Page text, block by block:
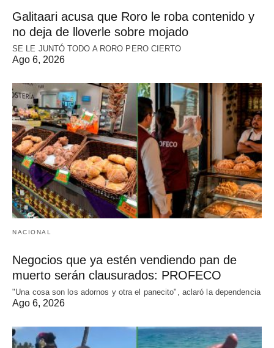
Galitaari acusa que Roro le roba contenido y
no deja de lloverle sobre mojado
SE LE JUNTÓ TODO A RORO PERO CIERTO
Ago 6, 2026
NACIONAL
Negocios que ya estén vendiendo pan de
muerto serán clausurados: PROFECO
"Una cosa son los adornos y otra el panecito", aclaró la dependencia
Ago 6, 2026